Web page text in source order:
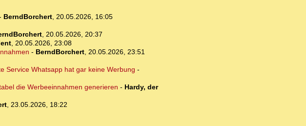
BerndBorchert, 20.05.2026, 16:05
, 20.05.2026, 20:37
, 20.05.2026, 23:08
- BerndBorchert, 20.05.2026, 23:51
Service Whatsapp hat gar keine Werbung -
die Werbeeinnahmen generieren - Hardy, der
, 23.05.2026, 18:22